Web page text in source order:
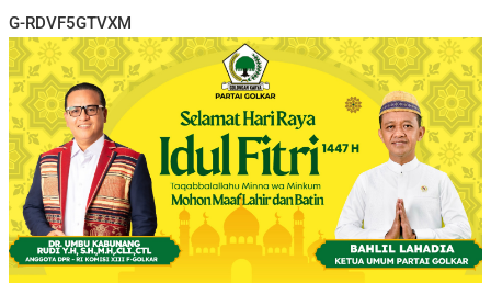
G-RDVF5GTVXM